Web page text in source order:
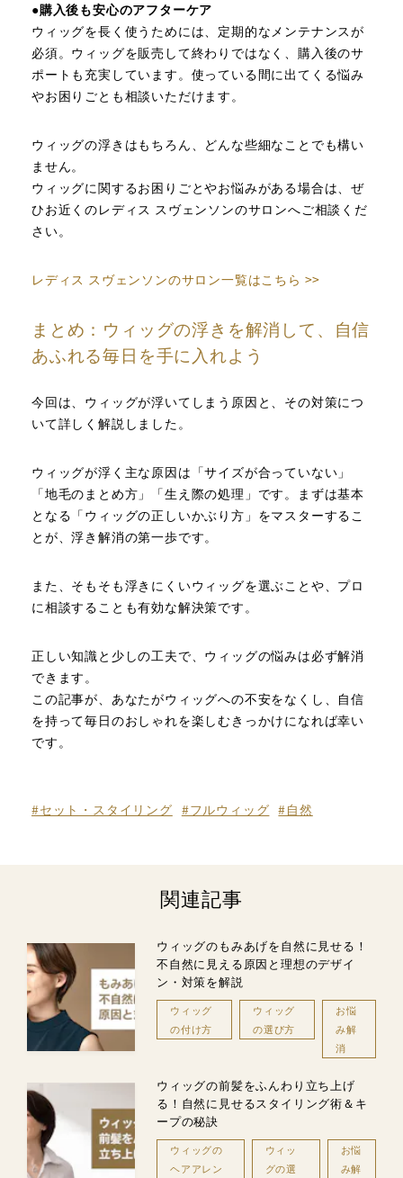
●購入後も安心のアフターケア
ウィッグを長く使うためには、定期的なメンテナンスが
必須。ウィッグを販売して終わりではなく、購入後のサ
ポートも充実しています。使っている間に出てくる悩み
やお困りごとも相談いただけます。
ウィッグの浮きはもちろん、どんな些細なことでも構い
ません。
ウィッグに関するお困りごとやお悩みがある場合は、ぜ
ひお近くのレディス スヴェンソンのサロンへご相談くだ
さい。
レディス スヴェンソンのサロン一覧はこちら >>
まとめ：ウィッグの浮きを解消して、自信
あふれる毎日を手に入れよう
今回は、ウィッグが浮いてしまう原因と、その対策につ
いて詳しく解説しました。
ウィッグが浮く主な原因は「サイズが合っていない」
「地毛のまとめ方」「生え際の処理」です。まずは基本
となる「ウィッグの正しいかぶり方」をマスターするこ
とが、浮き解消の第一歩です。
また、そもそも浮きにくいウィッグを選ぶことや、プロ
に相談することも有効な解決策です。
正しい知識と少しの工夫で、ウィッグの悩みは必ず解消
できます。
この記事が、あなたがウィッグへの不安をなくし、自信
を持って毎日のおしゃれを楽しむきっかけになれば幸い
です。
#セット・スタイリング #フルウィッグ #自然
関連記事
ウィッグのもみあげを自然に見せる！
不自然に見える原因と理想のデザイ
ン・対策を解説
ウィッグ
の付け方
ウィッグ
の選び方
お悩
み解
消
ウィッグの前髪をふんわり立ち上げ
る！自然に見せるスタイリング術＆キ
ープの秘訣
ウィッグの
ヘアアレン
ウィッ
グの選
お悩
み解